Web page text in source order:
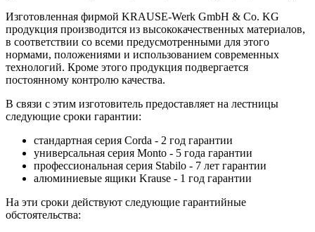
Изготовленная фирмой KRAUSE-Werk GmbH & Со. KG
продукция производится из высококачественных материалов,
в соответствии со всеми предусмотренными для этого
нормами, положениями и использованием современных
технологий. Кроме этого продукция подвергается
постоянному контролю качества.
В связи с этим изготовитель предоставляет на лестницы
следующие сроки гарантии:
стандартная серия Corda - 2 год гарантии
универсальная серия Monto - 5 года гарантии
профессиональная серия Stabilo - 7 лет гарантии
алюминиевые ящики Krause - 1 год гарантии
На эти сроки действуют следующие гарантийные
обстоятельства: